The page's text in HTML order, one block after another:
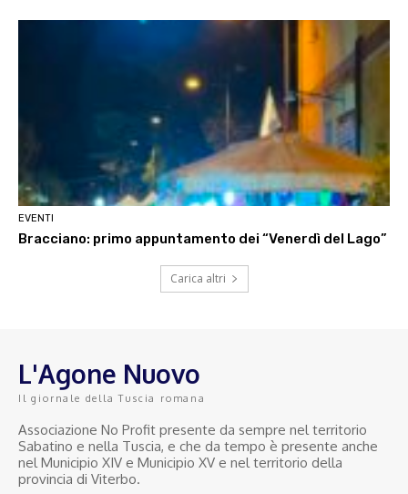
EVENTI
Bracciano: primo appuntamento dei “Venerdì del Lago”
Carica altri
L'Agone Nuovo
Il giornale della Tuscia romana
Associazione No Profit presente da sempre nel territorio
Sabatino e nella Tuscia, e che da tempo è presente anche
nel Municipio XIV e Municipio XV e nel territorio della
provincia di Viterbo.